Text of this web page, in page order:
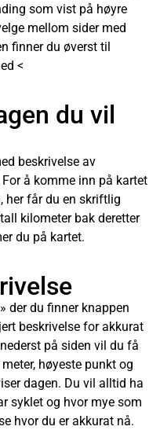
som vist på høyre
mellom sider med
finner du øverst til
<
du vil
beskrivelse av
å komme inn på kartet
her får du en skriftlig
kilometer bak deretter
du på kartet.
der du finner knappen
beskrivelse for akkurat
på siden vil du få
høyeste punkt og
dagen. Du vil alltid ha
syklet og hvor mye som
hvor du er akkurat nå.